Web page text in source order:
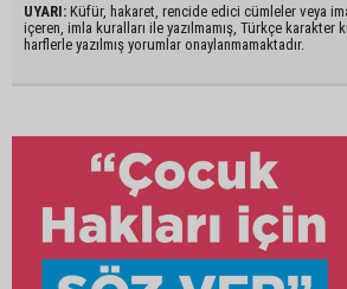
UYARI: Küfür, hakaret, rencide edici cümleler veya
içeren, imla kuralları ile yazılmamış, Türkçe karakter
harflerle yazılmış yorumlar onaylanmamaktadır.